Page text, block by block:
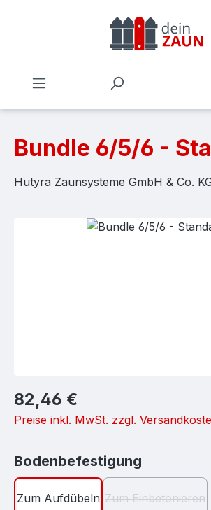
Zum Hauptinhalt springen
Bundle 6/5/6 -
Hutyra Zaunsysteme GmbH & Co.
Bildergalerie überspringen
Regulärer Preis:
82,46 €
Preise inkl. MwSt. zzgl.
Bodenbefestigung
Zum Aufdübeln Zum Einbetonieren
(Diese